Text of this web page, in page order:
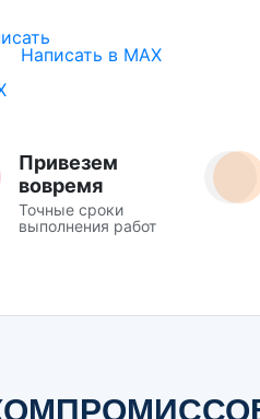
Написать в MAX
Привезем
вовремя
Точные сроки
выполнения работ